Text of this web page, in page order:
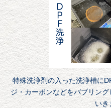
特殊洗浄剤の入った洗浄槽に
ジ・カーボンなどをバブリン
いき